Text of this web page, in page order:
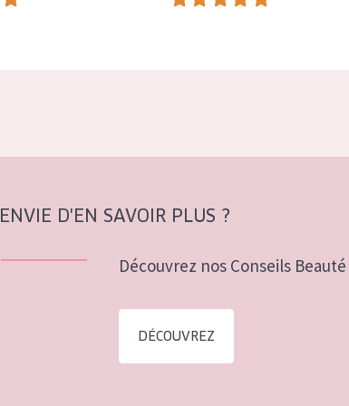
ENVIE D'EN SAVOIR PLUS ?
Découvrez nos Conseils
DÉCOUVREZ